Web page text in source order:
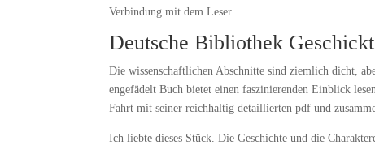
Verbindung mit dem Leser.
Deutsche Bibliothek
Die wissenschaftlichen Abschnitte sind ziemlich dicht,
engefädelt Buch bietet einen faszinierenden Einblick
Fahrt mit seiner reichhaltig detaillierten pdf und
Ich liebte dieses Stück. Die Geschichte und die